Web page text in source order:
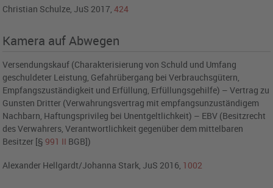
Christian Schulze, JuS 2017,424
Kamera auf Abwegen
Versendungskauf (Charakterisierung von Schuld und Umfang
geschuldeter Leistung, Gefahrübergang bei Verbrauchsgütern,
Empfangszuständigkeit und Erfüllung, Erfüllungsgehilfe) – Vertrag zu
Gunsten Dritter (Verwahrungsvertrag mit empfangsunzuständigem
Nachbarn, Haftungsprivileg bei Unentgeltlichkeit) – EBV (Besitzrecht
des Verwahrers, Verantwortlichkeit gegenüber dem mittelbaren
Besitzer [§991 II BGB])
Alexander Hellgardt/Johanna Stark, JuS 2016, 1002